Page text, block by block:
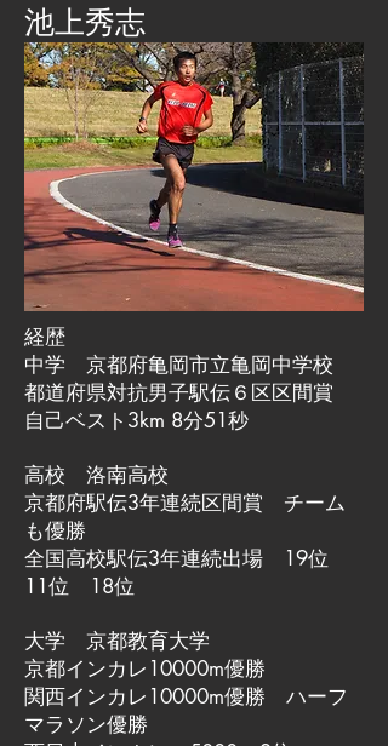
池上秀志
経歴
中学 京都府亀岡市立亀岡中学校
都道府県対抗男子駅伝６区区間賞
自己ベスト3km 8分51秒
高校 洛南高校
京都府駅伝3年連続区間賞 チーム
も優勝
全国高校駅伝3年連続出場 19位
11位 18位
大学 京都教育大学
京都インカレ10000m優勝
関西インカレ10000m優勝 ハーフ
マラソン優勝